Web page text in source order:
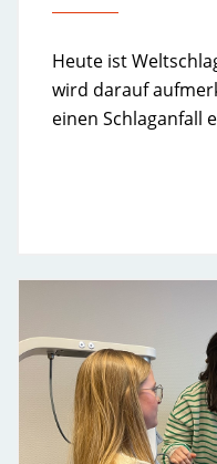
Heute ist
wird darauf
einen Schlaganfall